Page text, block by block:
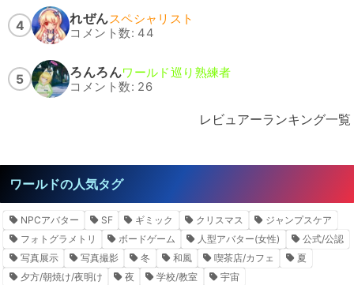
4 れぜんスペシャリスト
コメント数: 44
5 ろんろんワールド巡り熟練者
コメント数: 26
レビュアーランキング一覧
ワールドの人気タグ
NPCアバター SF ギミック クリスマス
ジャンプスケア
フォトグラメトリ
ボードゲーム 人型アバター(女性)
公式/公認
写真展示
写真撮影 冬 和風 喫茶店/カフェ
夏
夕方/朝焼け/夜明け
夜 学校/教室
宇宙